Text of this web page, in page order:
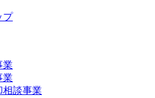
プ
業
業
相談事業